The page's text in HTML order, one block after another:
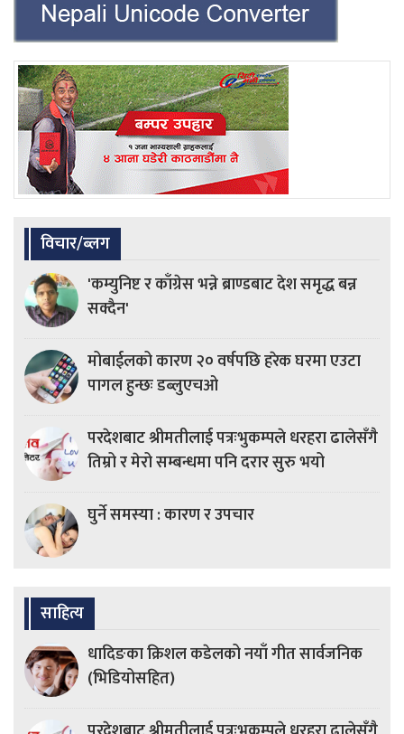
विचार/ब्लग
'कम्युनिष्ट र काँग्रेस भन्ने ब्राण्डबाट देश समृद्ध बन्न
सक्दैन'
मोबाईलको कारण २० वर्षपछि हरेक घरमा एउटा
पागल हुन्छः डब्लुएचओ
परदेशबाट श्रीमतीलाई पत्रःभुकम्पले धरहरा ढालेसँगै
तिम्रो र मेरो सम्बन्धमा पनि दरार सुरु भयो
घुर्ने समस्या : कारण र उपचार
साहित्य
धादिङका क्रिशल कडेलको नयाँ गीत सार्वजनिक
(भिडियोसहित)